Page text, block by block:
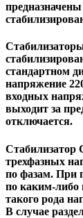
стандартном
напряжение
входных
выходит за
отключается.
трехфазных
по фазам. При
по каким-либо
такого рода
В случае